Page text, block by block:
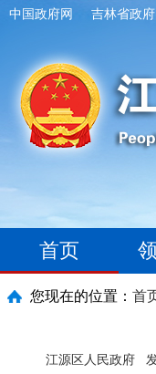
中国政府网 吉林省政府
首页
您现在的位置： 首
江源区人民政府